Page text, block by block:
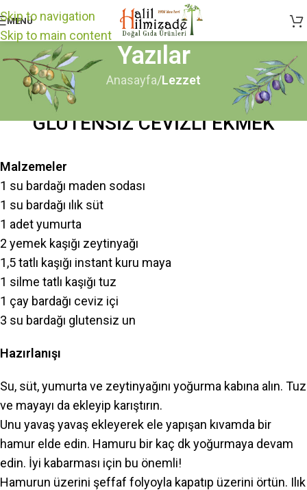
Skip to navigation
Skip to main content
MENÜ
Yazılar
Anasayfa/Lezzet
GLUTENSİZ CEVİZLİ EKMEK
Malzemeler
1 su bardağı maden sodası
1 su bardağı ılık süt
1 adet yumurta
2 yemek kaşığı zeytinyağı
1,5 tatlı kaşığı instant kuru maya
1 silme tatlı kaşığı tuz
1 çay bardağı ceviz içi
3 su bardağı glutensiz un
Hazırlanışı
Su, süt, yumurta ve zeytinyağını yoğurma kabına alın. Tuz
ve mayayı da ekleyip karıştırın.
Unu yavaş yavaş ekleyerek ele yapışan kıvamda bir
hamur elde edin. Hamuru bir kaç dk yoğurmaya devam
edin. İyi kabarması için bu önemli!
Hamurun üzerini şeffaf folyoyla kapatıp üzerini örtün. Ilık